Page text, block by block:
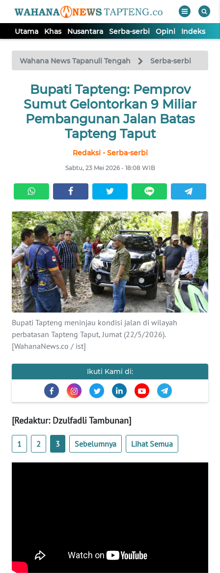
Utama Khas Nusantara Serba-serbi Opini Indeks
Wahana News Tapanuli Tengah Serba-serbi
Bupati Tapteng: Pemprov
Sumut Gelontorkan 9 Miliar
Pembangunan Jalan Batas
Tapteng Taput
Redaksi - Serba-serbi
Sabtu, 23 Mei 2026 - 18:08 WIB
Bupati Tapteng meninjau kondisi jalan di wilayah
perbatasan Tapteng Taput, Jumat (22/5/2026).
[WahanaNews.co / ist]
Ikuti Kami di:
[Redaktur: Dzulfadli Tambunan]
1 2 3 Sebelumnya Lihat Semua
TV
Tutup
UTAMA
KHAS
SERBI
OPINI
Informasi
INDEKS
BERITA
KONTAK
KAMI
INFO
IKLAN
TENTANG
PEDOMAN
SIBER
REDAKSI
WN